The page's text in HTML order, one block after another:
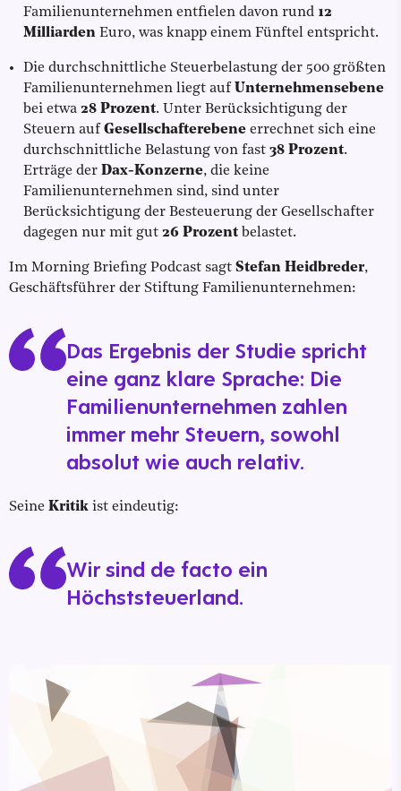
Familienunternehmen entfielen davon rund 12
Milliarden Euro, was knapp einem Fünftel entspricht.
Die durchschnittliche Steuerbelastung der 500 größten
Familienunternehmen liegt auf Unternehmensebene
bei etwa 28 Prozent. Unter Berücksichtigung der
Steuern auf Gesellschafterebene errechnet sich eine
durchschnittliche Belastung von fast 38 Prozent.
Erträge der Dax-Konzerne, die keine
Familienunternehmen sind, sind unter
Berücksichtigung der Besteuerung der Gesellschafter
dagegen nur mit gut 26 Prozent belastet.
Im Morning Briefing Podcast sagt Stefan Heidbreder,
Geschäftsführer der Stiftung Familienunternehmen:
Das Ergebnis der Studie spricht
eine ganz klare Sprache: Die
Familienunternehmen zahlen
immer mehr Steuern, sowohl
absolut wie auch relativ.
Seine Kritik ist eindeutig:
Wir sind de facto ein
Höchststeuerland.